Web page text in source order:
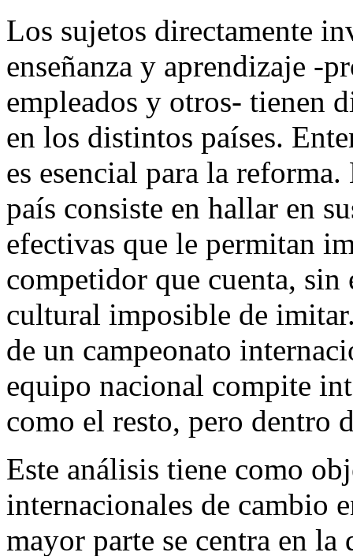
Los sujetos directamente
enseñanza y aprendizaje -
empleados y otros- tienen
en los distintos países.
es esencial para la
país consiste en hallar en
efectivas que le permitan
competidor que cuenta,
cultural imposible de
de un campeonato
equipo nacional compite
como el resto, pero dentro
Este análisis tiene como
internacionales de cambio
mayor parte se centra en